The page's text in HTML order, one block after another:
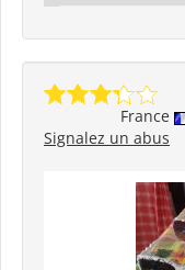
France
Signalez un abus